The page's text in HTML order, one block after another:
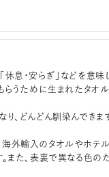
休息・安らぎ」などを意味
らうために生まれたタオル
、どんどん馴染んできま
外輸入のタオルやホテ
また、表裏で異なる色の